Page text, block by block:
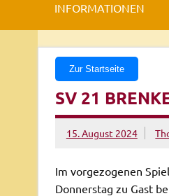
INFORMATIONEN
Zur Startseite
SV 21
15. August 2024
Im vorgezogenen
Donnerstag zu Gast